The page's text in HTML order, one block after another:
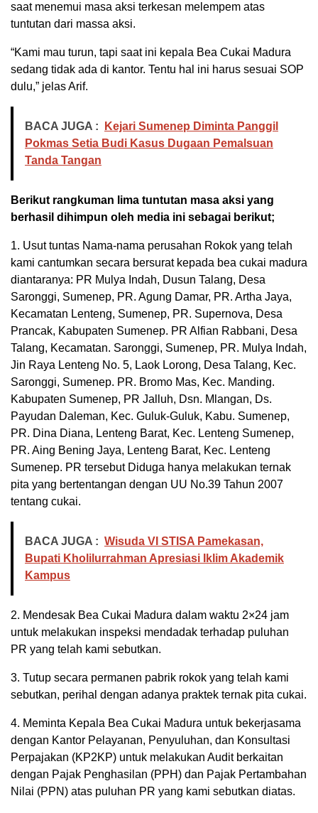
saat menemui masa aksi terkesan melempem atas
tuntutan dari massa aksi.
“Kami mau turun, tapi saat ini kepala Bea Cukai Madura
sedang tidak ada di kantor. Tentu hal ini harus sesuai SOP
dulu,” jelas Arif.
BACA JUGA :
Kejari Sumenep Diminta Panggil
Pokmas Setia Budi Kasus Dugaan Pemalsuan
Tanda Tangan
Berikut rangkuman lima tuntutan masa aksi yang
berhasil dihimpun oleh media ini sebagai berikut;
1. Usut tuntas Nama-nama perusahan Rokok yang telah
kami cantumkan secara bersurat kepada bea cukai madura
diantaranya: PR Mulya Indah, Dusun Talang, Desa
Saronggi, Sumenep, PR. Agung Damar, PR. Artha Jaya,
Kecamatan Lenteng, Sumenep, PR. Supernova, Desa
Prancak, Kabupaten Sumenep. PR Alfian Rabbani, Desa
Talang, Kecamatan. Saronggi, Sumenep, PR. Mulya Indah,
Jin Raya Lenteng No. 5, Laok Lorong, Desa Talang, Kec.
Saronggi, Sumenep. PR. Bromo Mas, Kec. Manding.
Kabupaten Sumenep, PR Jalluh, Dsn. Mlangan, Ds.
Payudan Daleman, Kec. Guluk-Guluk, Kabu. Sumenep,
PR. Dina Diana, Lenteng Barat, Kec. Lenteng Sumenep,
PR. Aing Bening Jaya, Lenteng Barat, Kec. Lenteng
Sumenep. PR tersebut Diduga hanya melakukan ternak
pita yang bertentangan dengan UU No.39 Tahun 2007
tentang cukai.
BACA JUGA : Wisuda VI STISA Pamekasan,
Bupati Kholilurrahman Apresiasi Iklim Akademik
Kampus
2. Mendesak Bea Cukai Madura dalam waktu 2×24 jam
untuk melakukan inspeksi mendadak terhadap puluhan
PR yang telah kami sebutkan.
3. Tutup secara permanen pabrik rokok yang telah kami
sebutkan, perihal dengan adanya praktek ternak pita cukai.
4. Meminta Kepala Bea Cukai Madura untuk bekerjasama
dengan Kantor Pelayanan, Penyuluhan, dan Konsultasi
Perpajakan (KP2KP) untuk melakukan Audit berkaitan
dengan Pajak Penghasilan (PPH) dan Pajak Pertambahan
Nilai (PPN) atas puluhan PR yang kami sebutkan diatas.